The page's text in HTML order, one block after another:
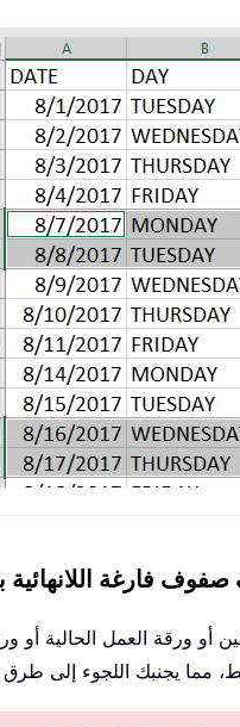
أو ورقة العمل الحالية